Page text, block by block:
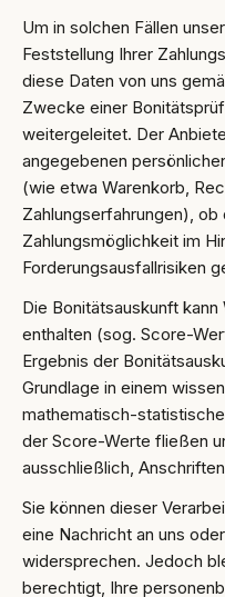
Um in solchen Fällen
Feststellung Ihrer
diese Daten von uns
Zwecke einer
weitergeleitet. Der
angegebenen
(wie etwa Warenkorb,
Zahlungserfahrungen),
Zahlungsmöglichkeit im
Forderungsausfallrisiken
Die Bonitätsauskunft
enthalten (sog. Score-
Ergebnis der
Grundlage in einem
mathematisch-
der Score-Werte fließen
ausschließlich,
Sie können dieser
eine Nachricht an uns
widersprechen. Jedoch
berechtigt, Ihre